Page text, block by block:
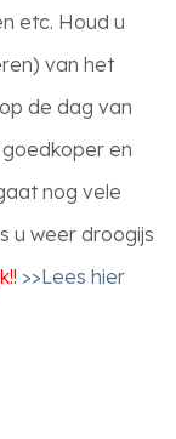
etc. Houd u
van het
de dag van
en
nog vele
u weer droogijs
>>Lees hier